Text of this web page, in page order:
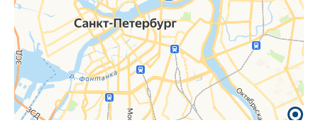
Popup Title
×
Popup Content